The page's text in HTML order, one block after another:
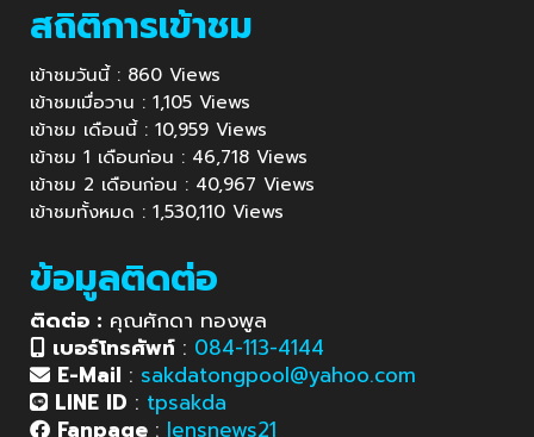
สถิติการเข้าชม
เข้าชมวันนี้ : 860 Views
เข้าชมเมื่อวาน : 1,105 Views
เข้าชม เดือนนี้ : 10,959 Views
เข้าชม 1 เดือนก่อน : 46,718 Views
เข้าชม 2 เดือนก่อน : 40,967 Views
เข้าชมทั้งหมด : 1,530,110 Views
ข้อมูลติดต่อ
ติดต่อ : คุณศักดา ทองพูล
เบอร์โทรศัพท์ : 084-113-4144
E-Mail : sakdatongpool@yahoo.com
LINE ID : tpsakda
Fanpage : lensnews21